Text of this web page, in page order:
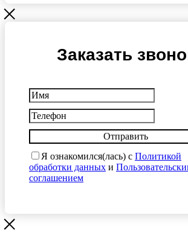
Заказать
Отправить
Я ознакомился(лась) с Политикой
обработки данных и
соглашением